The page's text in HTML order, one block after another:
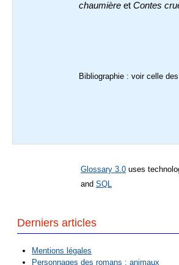
chaumière et Contes
Bibliographie : voir celle des
Glossary 3.0 uses
and SQL
Derniers articles
Mentions légales
Personnages des romans : animaux